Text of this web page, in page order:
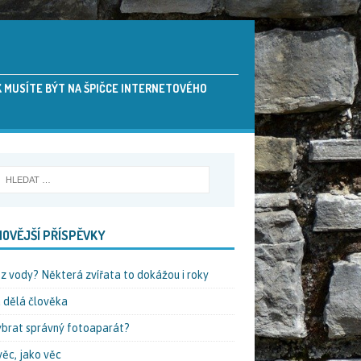
MUSÍTE BÝT NA ŠPIČCE INTERNETOVÉHO
PŘÍSPĚVKY
vody? Některá zvířata to dokážou i roky
dělá člověka
správný fotoaparát?
jako věc